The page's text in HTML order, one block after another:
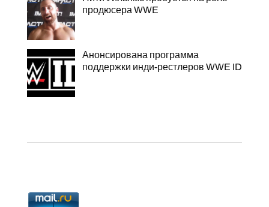
продюсера WWE
Анонсирована программа
поддержки инди-рестлеров WWE ID